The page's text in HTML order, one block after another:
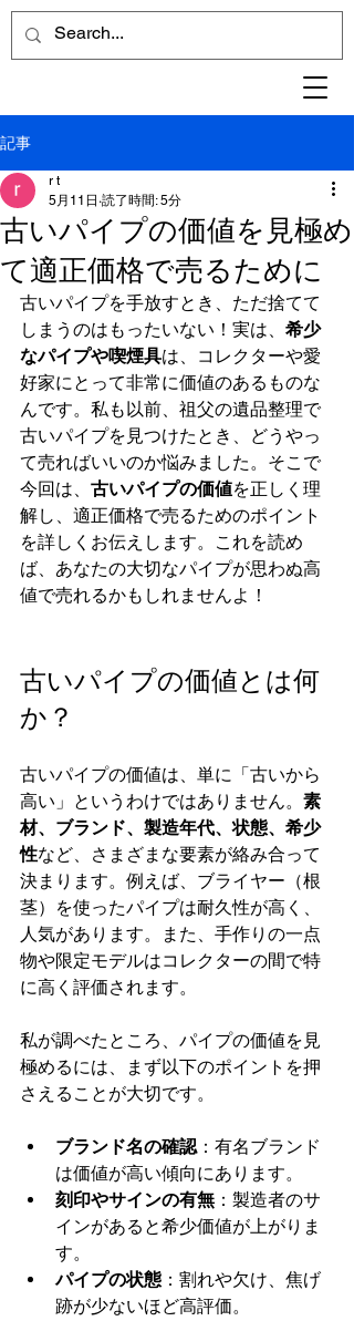
記事
古いパイプの価値を見極め
て適正価格で売るために
r t
5月11日 読了時間: 5分
古いパイプを手放すとき、ただ捨てて
しまうのはもったいない！実は、 希少
なパイプや喫煙具は、コレクターや愛
好家にとって非常に価値のあるものな
んです。私も以前、祖父の遺品整理で
古いパイプを見つけたとき、どうやっ
て売ればいいのか悩みました。そこで
今回は、 古いパイプの価値を正しく理
解し、適正価格で売るためのポイント
を詳しくお伝えします。これを読め
ば、あなたの大切なパイプが思わぬ高
値で売れるかもしれませんよ！
古いパイプの価値とは何
か？
古いパイプの価値は、単に「古いから
高い」というわけではありません。 素
材、ブランド、製造年代、状態、希少
性など、さまざまな要素が絡み合って
決まります。例えば、ブライヤー（根
茎）を使ったパイプは耐久性が高く、
人気があります。また、手作りの一点
物や限定モデルはコレクターの間で特
に高く評価されます。
私が調べたところ、パイプの価値を見
極めるには、まず以下のポイントを押
さえることが大切です。
ブランド名の確認：有名ブランド
は価値が高い傾向にあります。
刻印やサインの有無 ：製造者のサ
インがあると希少価値が上がりま
す。
パイプの状態 ：割れや欠け、焦げ
跡が少ないほど高評価。